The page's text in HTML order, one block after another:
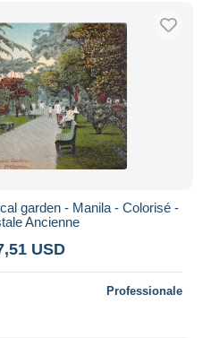
garden - Manila - Colorisé -
Ancienne
USD
Professionale